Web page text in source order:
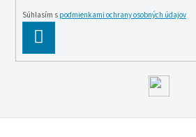
Súhlasím s podmienkami ochrany osobných údajov
SE